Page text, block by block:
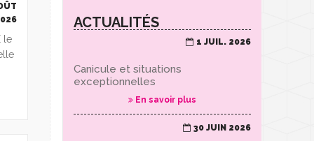
le
ACTUALITÉS
1 JUIL. 2026
Canicule et situations
exceptionnelles
En savoir plus
30 JUIN 2026